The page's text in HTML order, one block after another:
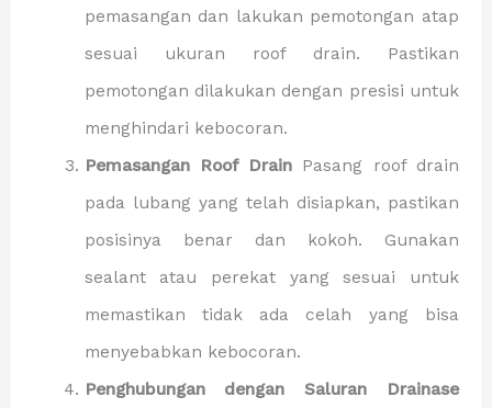
pemasangan dan lakukan pemotongan atap
sesuai ukuran roof drain. Pastikan
pemotongan dilakukan dengan presisi untuk
menghindari kebocoran.
Pemasangan Roof DrainPasang roof drain
pada lubang yang telah disiapkan, pastikan
posisinya benar dan kokoh. Gunakan
sealant atau perekat yang sesuai untuk
memastikan tidak ada celah yang bisa
menyebabkan kebocoran.
Penghubungan dengan Saluran Drainase